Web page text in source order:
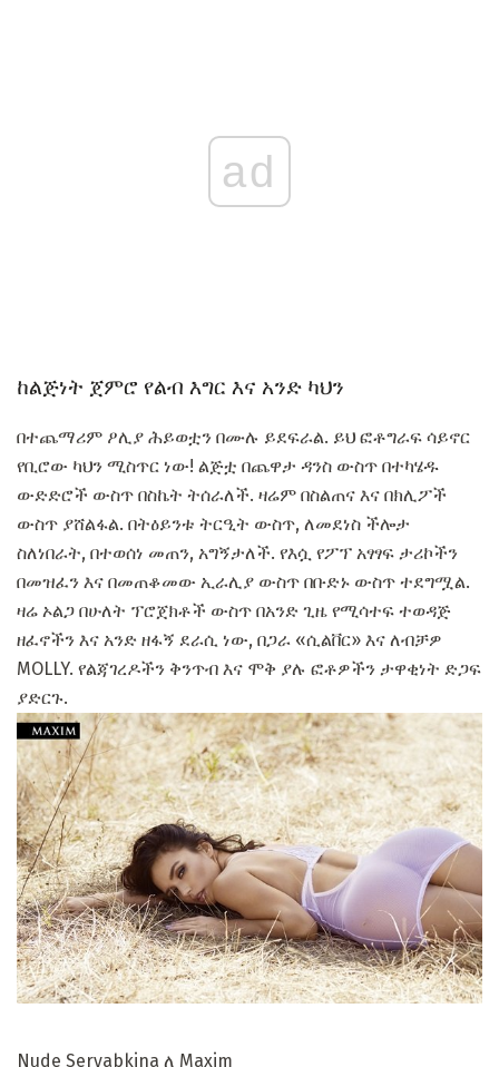
ad
ከልጅነት ጀምሮ የልብ እግር እና አንድ ካህን
በተጨማሪም ዖሊያ ሕይወቷን በሙሉ ይደፍራል. ይህ ፎቶግራፍ ሳይኖር
የቢሮው ካህን ሚስጥር ነው! ልጅቷ በጨዋታ ዳንስ ውስጥ በተካሄዱ
ውድድሮች ውስጥ በስኬት ትሰራለች. ዛሬም በስልጠና እና በክሊፖች
ውስጥ ያሸልፋል. በትዕይንቱ ትርዒት ​​ውስጥ, ለመደነስ ችሎታ
ስለነበራት, በተወሰነ መጠን, አግኝታለች. የእሷ የፖፕ አፃፃፍ ታሪኮችን
በመዝፈን እና በመጠቆመው ኢራሊያ ውስጥ በቡድኑ ውስጥ ተደግሟል.
ዛሬ ኦልጋ በሁለት ፕሮጀክቶች ውስጥ በአንድ ጊዜ የሚሳተፍ ተወዳጅ
ዘፈኖችን እና አንድ ዘፋኝ ደራሲ ነው, በጋራ «ሲልቨር» እና ለብቻዎ
MOLLY. የልጃገረዶችን ቅንጥብ እና ሞቅ ያሉ ፎቶዎችን ታዋቂነት ድጋፍ
ያድርጉ.
Nude Seryabkina ለ Maxim